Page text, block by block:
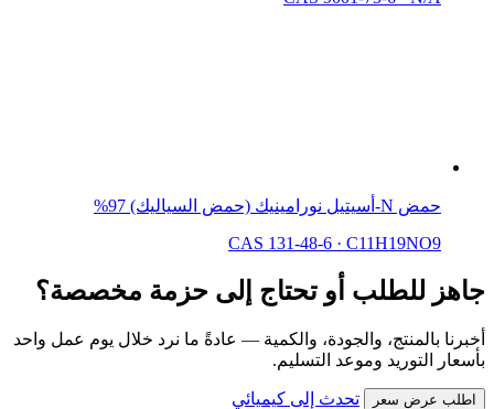
حمض N-أسيتيل نورامينيك (حمض السياليك) 97%
CAS 131-48-6 · C11H19NO9
جاهز للطلب أو تحتاج إلى حزمة مخصصة؟
أخبرنا بالمنتج، والجودة، والكمية — عادةً ما نرد خلال يوم عمل واحد
بأسعار التوريد وموعد التسليم.
اطلب عرض سعر تحدث إلى كيميائي